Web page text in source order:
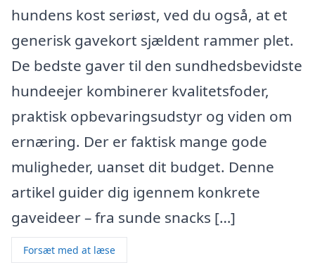
hundens kost seriøst, ved du også, at et
generisk gavekort sjældent rammer plet.
De bedste gaver til den sundhedsbevidste
hundeejer kombinerer kvalitetsfoder,
praktisk opbevaringsudstyr og viden om
ernæring. Der er faktisk mange gode
muligheder, uanset dit budget. Denne
artikel guider dig igennem konkrete
gaveideer – fra sunde snacks […]
Forsæt med at læse